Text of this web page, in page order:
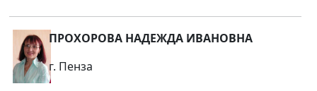
ПРОХОРОВА НАДЕЖДА ИВАНОВНА
г. Пенза